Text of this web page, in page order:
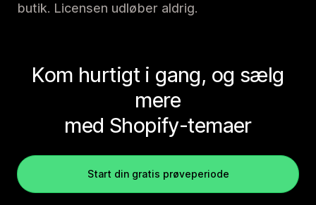
butik. Licensen udløber aldrig.
Kom hurtigt i gang, og sælg
mere
med Shopify-temaer
Start din gratis prøveperiode